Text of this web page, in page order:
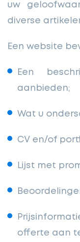
uw
diverse
Een website
Een
aanbieden;
Wat u
CV en/of
Lijst met
offerte aan